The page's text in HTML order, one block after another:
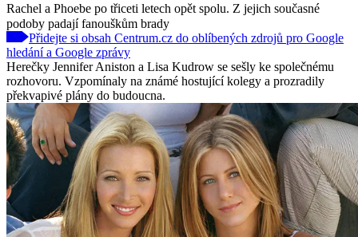
Rachel a Phoebe po třiceti letech opět spolu. Z jejich současné
podoby padají fanouškům brady
Přidejte si obsah Centrum.cz do oblíbených zdrojů pro Google
hledání a Google zprávy
Herečky Jennifer Aniston a Lisa Kudrow se sešly ke společnému
rozhovoru. Vzpomínaly na známé hostující kolegy a prozradily
překvapivé plány do budoucna.